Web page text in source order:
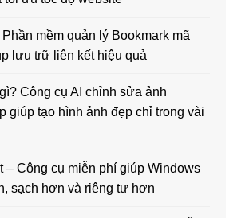
mềm quản lý Bookmark mã
lưu trữ liên kết hiệu quả
Công cụ AI chỉnh sửa ảnh
giúp tạo hình ảnh đẹp chỉ trong vài
– Công cụ miễn phí giúp Windows
sạch hơn và riêng tư hơn